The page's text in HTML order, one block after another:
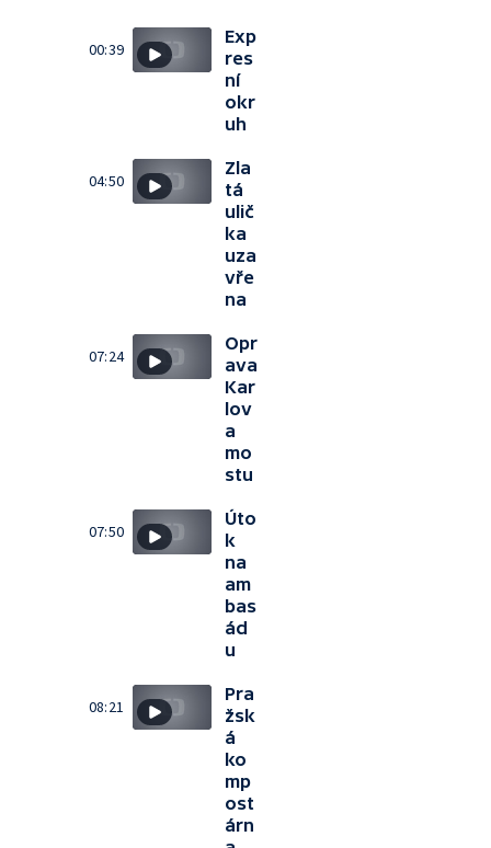
00:39
Exp
res
ní
okr
uh
04:50
Zla
tá
ulič
ka
uza
vře
na
07:24
Opr
ava
Kar
lov
a
mo
stu
07:50
Úto
k
na
am
bas
ád
u
08:21
Pra
žsk
á
ko
mp
ost
árn